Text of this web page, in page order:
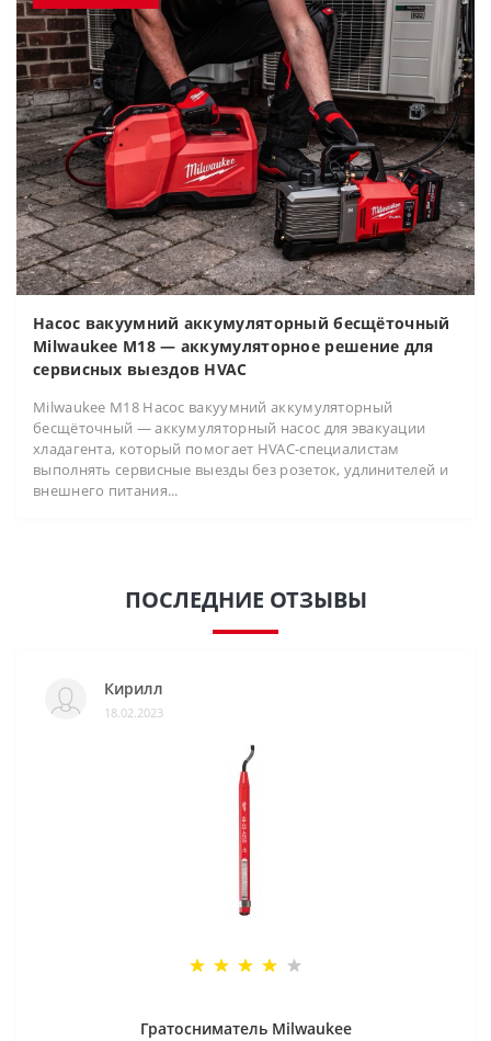
Насос вакуумний аккумуляторный бесщёточный
Milwaukee M18 — аккумуляторное решение для
сервисных выездов HVAC
Milwaukee M18 Насос вакуумний аккумуляторный
бесщёточный — аккумуляторный насос для эвакуации
хладагента, который помогает HVAC-специалистам
выполнять сервисные выезды без розеток, удлинителей и
внешнего питания...
ПОСЛЕДНИЕ ОТЗЫВЫ
Кирилл
18.02.2023
Гратосниматель Milwaukee